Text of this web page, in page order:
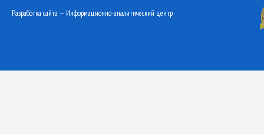
Разработка сайта — Информационно-аналитический центр